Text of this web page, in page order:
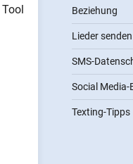
Beziehung
Lieder senden
SMS-
Social Media-
Texting-Tipps